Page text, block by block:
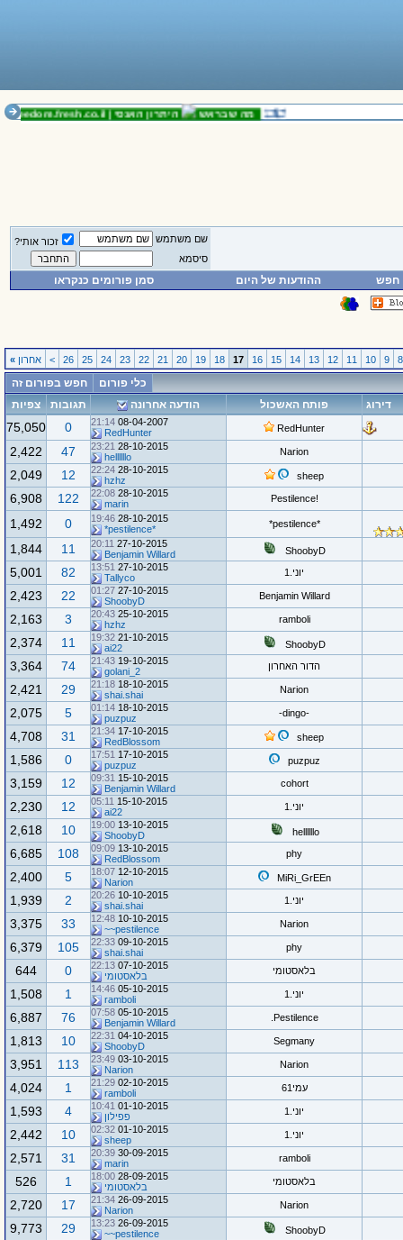
מה שבראש היתרון האנסי | freedom.fresh.co.il
שם משתמש
זכור אותי?
סיסמא
חפש ההודעות של היום סמן פורומים כנקראו
8
9
10
11
12
13
14
15
16
17
18
19
20
21
22
23
24
25
26
> אחרון »
כלי פורום
חפש בפורום זה
דירוג
פותח האשכול הודעה אחרונה תגובות צפיות
RedHunter
08-04-2007
21:14
RedHunter
0
75,050
Narion
28-10-2015
23:21
hellllllo
47
2,422
sheep
28-10-2015
22:24
hzhz
12
2,049
!Pestilence
28-10-2015
22:08
marin
122
6,908
*pestilence*
28-10-2015
19:46
*pestilence*
0
1,492
ShoobyD
27-10-2015
20:11
Benjamin Willard
11
1,844
יוני.1 27-10-2015
13:51
Tallyco
82
5,001
Benjamin Willard
27-10-2015
01:27
ShoobyD
22
2,423
ramboli
25-10-2015
20:43
hzhz
3
2,163
ShoobyD
21-10-2015
19:32
ai22
11
2,374
הדור האחרון 19-10-2015
21:43
golani_2
74
3,364
Narion
18-10-2015
21:18
shai.shai
29
2,421
-dingo-
18-10-2015
01:14
puzpuz
5
2,075
sheep
17-10-2015
21:34
RedBlossom
31
4,708
puzpuz
17-10-2015
17:51
puzpuz
0
1,586
cohort
15-10-2015
09:31
Benjamin Willard
12
3,159
יוני.1 15-10-2015
05:11
ai22
12
2,230
hellllllo
13-10-2015
19:00
ShoobyD
10
2,618
phy
13-10-2015
09:09
RedBlossom
108
6,685
MiRi_GrEEn
12-10-2015
18:07
Narion
5
2,400
יוני.1 10-10-2015
20:26
shai.shai
2
1,939
Narion
10-10-2015
12:48
pestilence~~
33
3,375
phy
09-10-2015
22:33
shai.shai
105
6,379
בלאסטומי 07-10-2015
22:13
בלאסטומי
0
644
יוני.1 05-10-2015
14:46
ramboli
1
1,508
Pestilence.
05-10-2015
07:58
Benjamin Willard
76
6,887
Segmany
04-10-2015
22:31
ShoobyD
10
1,813
Narion
03-10-2015
23:49
Narion
113
3,951
עמי61 02-10-2015
21:29
ramboli
1
4,024
יוני.1 01-10-2015
10:41
פפילון
4
1,593
יוני.1 01-10-2015
02:32
sheep
10
2,442
ramboli
30-09-2015
20:39
marin
31
2,571
בלאסטומי 28-09-2015
18:00
בלאסטומי
1
526
Narion
26-09-2015
21:34
Narion
17
2,720
ShoobyD
26-09-2015
13:23
pestilence~~
29
9,773